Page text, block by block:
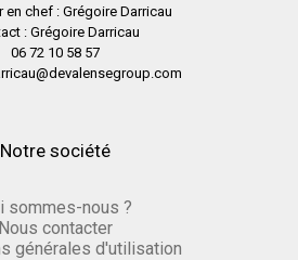
en chef : Grégoire Darricau
: Grégoire Darricau
06 72 10 58 57
Notre société
sommes-nous ?
Nous contacter
générales d'utilisation